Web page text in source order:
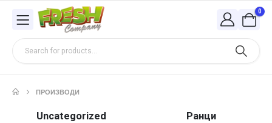
0
ПРОИЗВОДИ
Uncategorized Ранци